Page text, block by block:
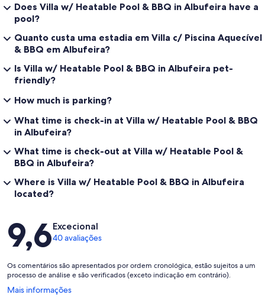
Does Villa w/ Heatable Pool & BBQ in Albufeira have a
pool?
Quanto custa uma estadia em Villa c/ Piscina Aquecível
& BBQ em Albufeira?
Is Villa w/ Heatable Pool & BBQ in Albufeira pet-
friendly?
How much is parking?
What time is check-in at Villa w/ Heatable Pool & BBQ
in Albufeira?
What time is check-out at Villa w/ Heatable Pool &
BBQ in Albufeira?
Where is Villa w/ Heatable Pool & BBQ in Albufeira
located?
Avaliações
9,6Excecional
40 avaliações
Os comentários são apresentados por ordem cronológica, estão sujeitos a um
processo de análise e são verificados (exceto indicação em contrário).
Mais informações
Abre